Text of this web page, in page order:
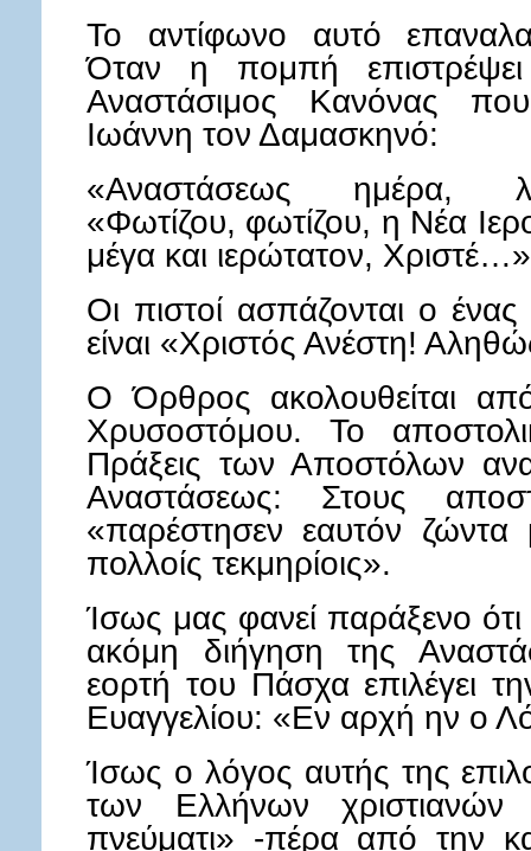
Το αντίφωνο αυτό
Όταν η πομπή
Αναστάσιμος Κανόνας
Ιωάννη τον Δαμασκηνό:
«Αναστάσεως ημέρα,
«Φωτίζου, φωτίζου, η Νέα
μέγα και ιερώτατον, Χριστέ…»
Οι πιστοί ασπάζονται ο
είναι «Χριστός Ανέστη!
Ο Όρθρος ακολουθείται
Χρυσοστόμου. Το
Πράξεις των Αποστόλων
Αναστάσεως: Στους
«παρέστησεν εαυτόν
πολλοίς τεκμηρίοις».
Ίσως μας φανεί παράξενο ότι
ακόμη διήγηση της
εορτή του Πάσχα επιλέγει
Ευαγγελίου: «Εν αρχή ην ο
Ίσως ο λόγος αυτής της
των Ελλήνων χριστιανών
πνεύματι» -πέρα από την